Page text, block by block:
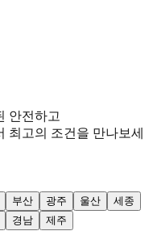
안전하고
최고의 조건을 만나보세
부산 광주 울산
세종
경남 제주